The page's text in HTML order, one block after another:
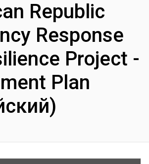
Republic
Response
Project -
Plan